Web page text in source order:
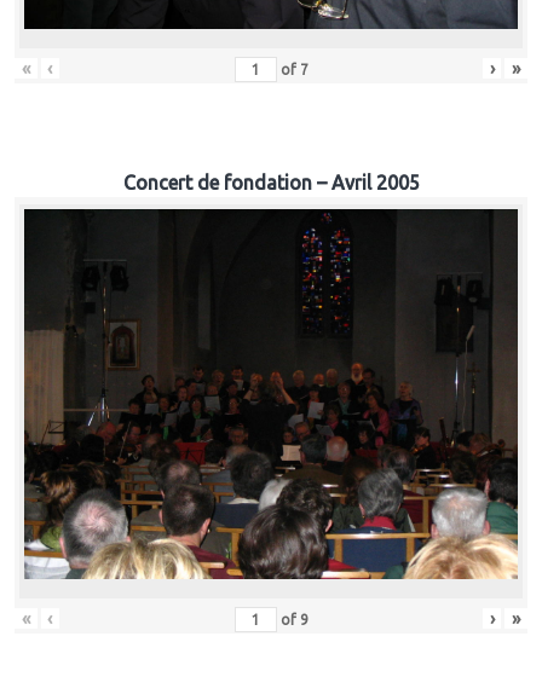
« ‹ of 7 › »
Concert de fondation – Avril 2005
« ‹ of 9 › »